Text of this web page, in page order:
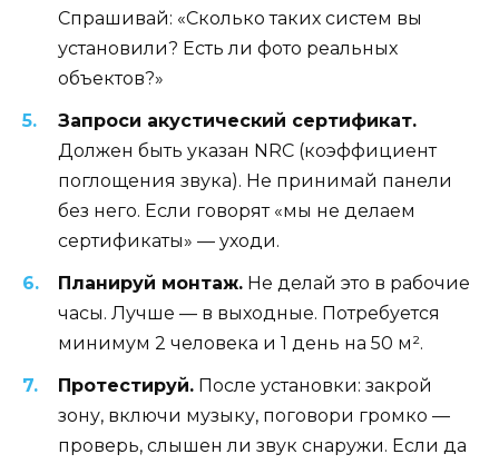
Спрашивай: «Сколько таких систем вы
установили? Есть ли фото реальных
объектов?»
Запроси акустический сертификат.
Должен быть указан NRC (коэффициент
поглощения звука). Не принимай панели
без него. Если говорят «мы не делаем
сертификаты» — уходи.
Планируй монтаж. Не делай это в рабочие
часы. Лучше — в выходные. Потребуется
минимум 2 человека и 1 день на 50 м².
Протестируй. После установки: закрой
зону, включи музыку, поговори громко —
проверь, слышен ли звук снаружи. Если да